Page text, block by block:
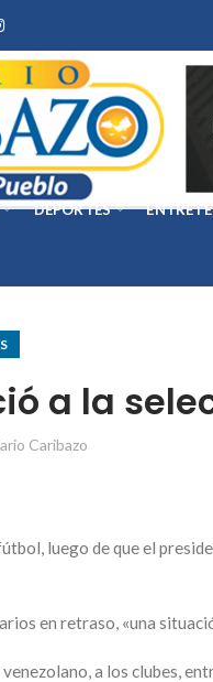
DEPORTES
a la
Caribazo
luego de que el
en retraso, «una
a los clubes,